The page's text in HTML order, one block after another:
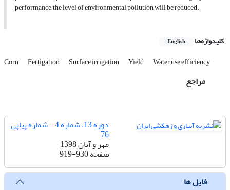
performance, the level of environmental pollution will be reduced.
کلیدواژه‌ها English
Corn Fertigation Surface irrigation Yield Water use efficiency
مراجع
دوره 13، شماره 4 - شماره پیاپی
76
مهر و آبان 1398
صفحه919-930
فایل ها